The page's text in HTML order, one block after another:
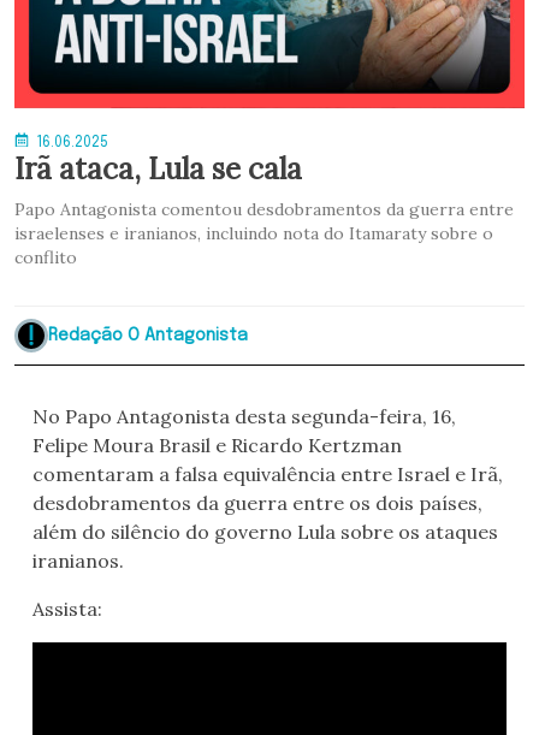
16.06.2025
Irã ataca, Lula se cala
Papo Antagonista comentou desdobramentos da guerra entre
israelenses e iranianos, incluindo nota do Itamaraty sobre o
conflito
Redação O Antagonista
No Papo Antagonista desta segunda-feira, 16,
Felipe Moura Brasil e Ricardo Kertzman
comentaram a falsa equivalência entre Israel e Irã,
desdobramentos da guerra entre os dois países,
além do silêncio do governo Lula sobre os ataques
iranianos.
Assista: